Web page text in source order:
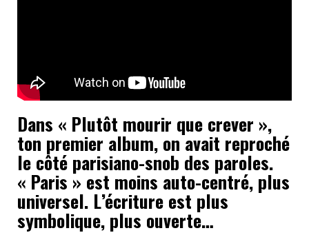
Dans « Plutôt mourir que crever »,
ton premier album, on avait reproché
le côté parisiano-snob des paroles.
« Paris » est moins auto-centré, plus
universel. L’écriture est plus
symbolique, plus ouverte…